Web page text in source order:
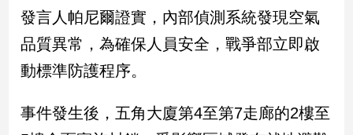
政
治
焦
品
點
民
發言人帕尼爾證實，內部偵測系統發現空氣
品質異常，為確保人員安全，戰爭部立即啟
動標準防護程序。
事件發生後，五角大廈第4至第7走廊的2樓至